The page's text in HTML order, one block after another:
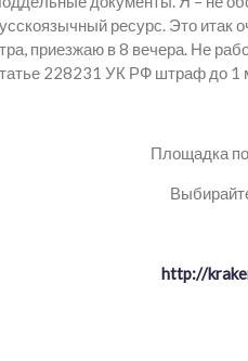
ресурс. Это итак
приезжаю в 8 вечера. Не
228231 УК РФ штраф до 1
Площадка
http://